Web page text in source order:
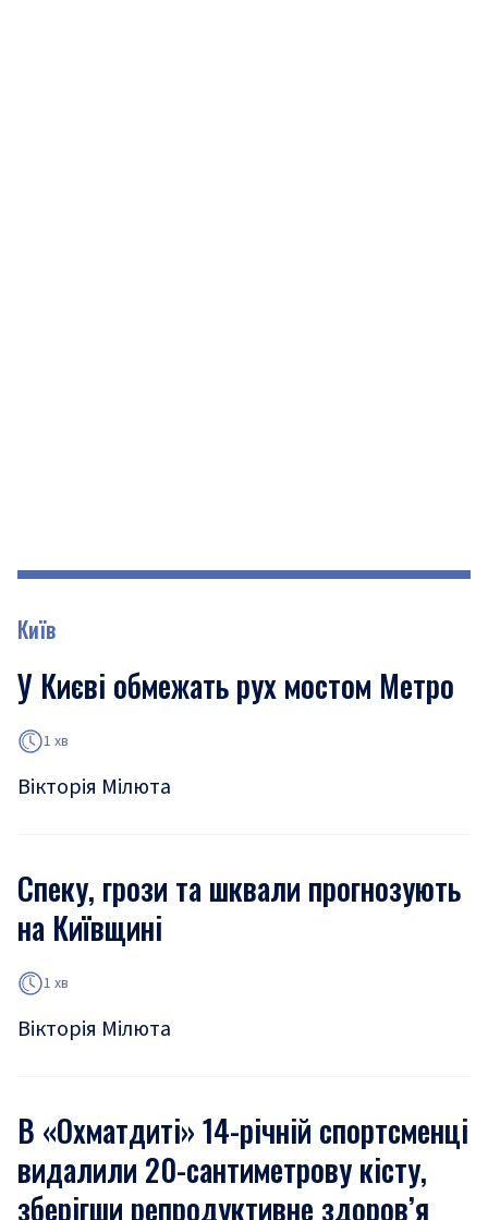
Київ
У Києві обмежать рух мостом Метро
1 хв
Вікторія Мілюта
Спеку, грози та шквали прогнозують
на Київщині
1 хв
Вікторія Мілюта
В «Охматдиті» 14-річній спортсменці
видалили 20-сантиметрову кісту,
зберігши репродуктивне здоров’я